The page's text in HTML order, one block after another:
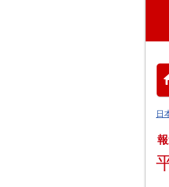
日